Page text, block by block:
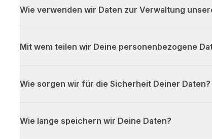
Wie verwenden wir Daten zur Verwaltung
Mit wem teilen wir Deine personenbezogene
Wie sorgen wir für die Sicherheit Deiner Daten?
Wie lange speichern wir Deine Daten?